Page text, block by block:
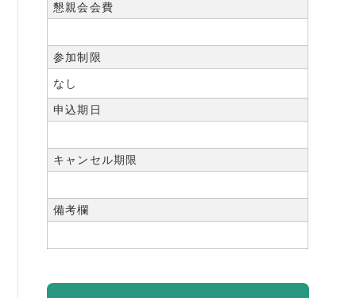
懇親会会費
参加制限
なし
申込期日
キャンセル期限
備考欄